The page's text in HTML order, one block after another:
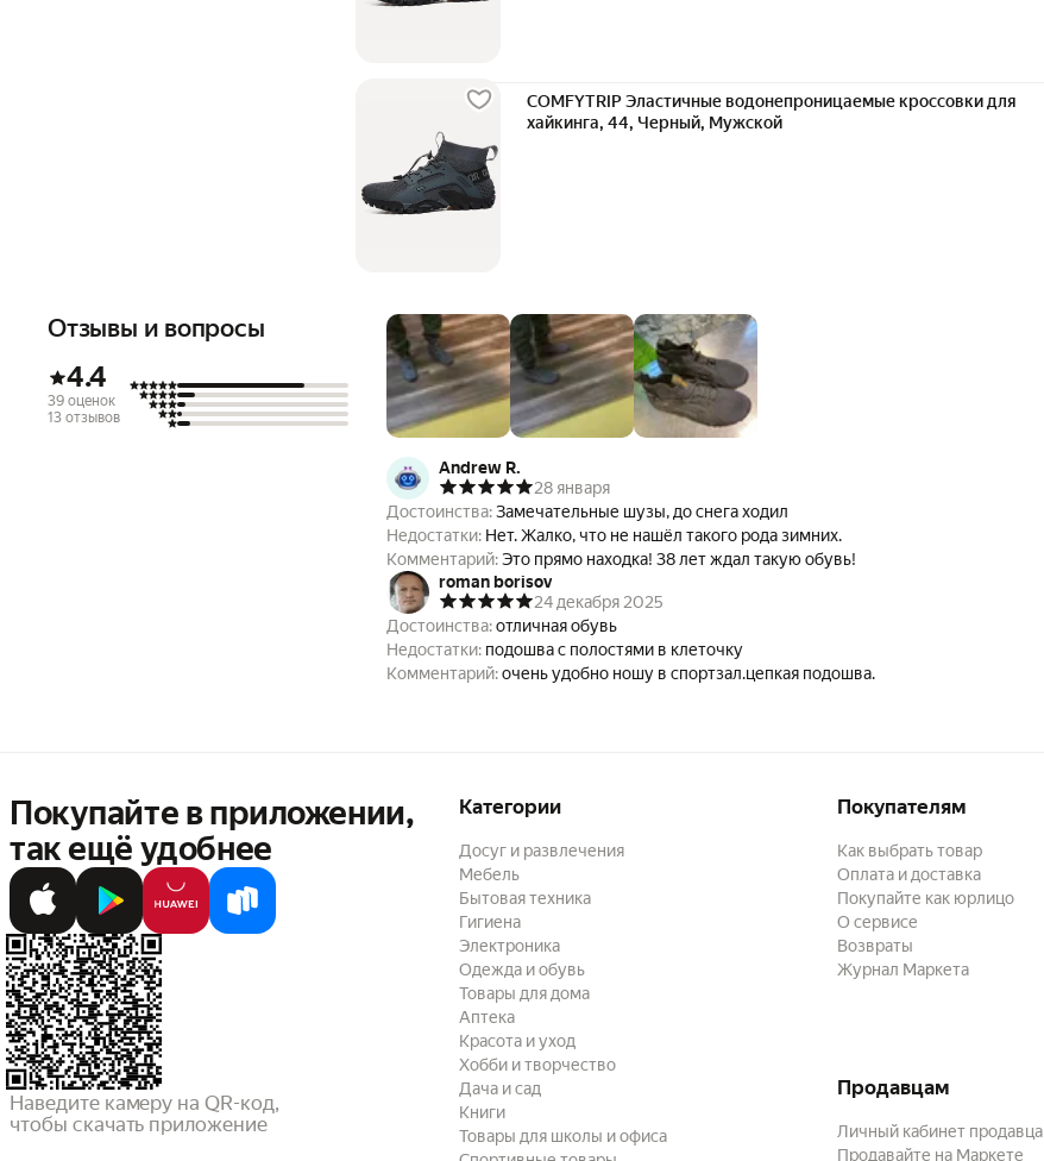
COMFYTRIP Эластичные водонепроницаемые кроссовки для
хайкинга, 44, Черный, Мужской
Отзывы и вопросы
4.4
39 оценок
13 отзывов
Andrew R.
28 января
Достоинства:Замечательные шузы, до снега ходил
Недостатки: Нет. Жалко, что не нашёл такого рода зимних.
Комментарий:Это прямо находка! 38 лет ждал такую обувь!
roman borisov
24 декабря 2025
Достоинства:отличная обувь
Недостатки: подошва с полостями в клеточку
Комментарий:очень удобно ношу в спортзал.цепкая подошва.
Покупайте в приложении,
так ещё удобнее
Наведите камеру на QR-код,
чтобы скачать приложение
Категории
Досуг и развлечения
Мебель
Бытовая техника
Гигиена
Электроника
Одежда и обувь
Товары для дома
Аптека
Красота и уход
Хобби и творчество
Дача и сад
Книги
Товары для школы и офиса
Покупателям
Как выбрать товар
Оплата и доставка
Покупайте как юрлицо
О сервисе
Возвраты
Журнал Маркета
Продавцам
Личный кабинет продавца
Продавайте на Маркете